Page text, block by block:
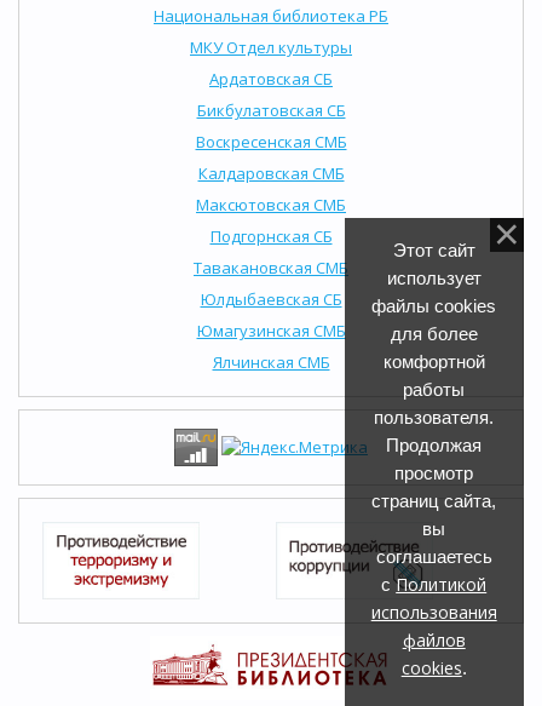
Национальная библиотека РБ
МКУ Отдел культуры
Ардатовская СБ
Бикбулатовская СБ
Воскресенская СМБ
Калдаровская СМБ
Максютовская СМБ
Подгорнская СБ
Тавакановская СМБ
Юлдыбаевская СБ
Юмагузинская СМБ
Ялчинская СМБ
Этот сайт
использует
файлы cookies
для более
комфортной
работы
пользователя.
Продолжая
просмотр
страниц сайта,
вы
соглашаетесь
сПолитикой
использования
файлов
cookies.